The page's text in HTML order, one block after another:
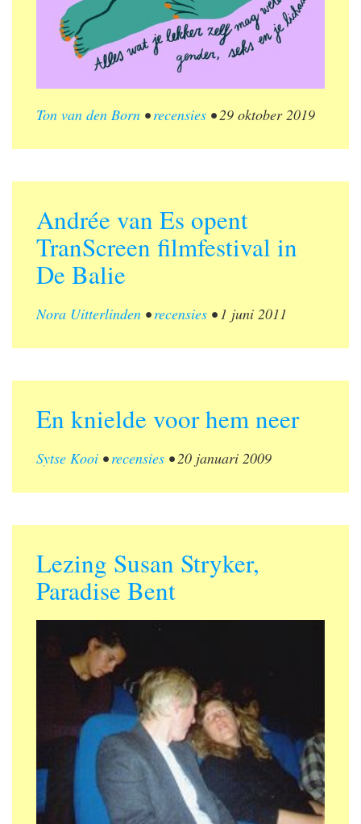
Ton van den Born •recensies •29 oktober 2019
Andrée van Es opent
TranScreen filmfestival in
De Balie
Nora Uitterlinden •recensies •1 juni 2011
En knielde voor hem neer
Sytse Kooi •recensies •20 januari 2009
Lezing Susan Stryker,
Paradise Bent